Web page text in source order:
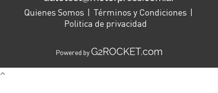
Quienes Somos
Términos y Condiciones
Politica de privacidad
Powered byG2ROCKET.com